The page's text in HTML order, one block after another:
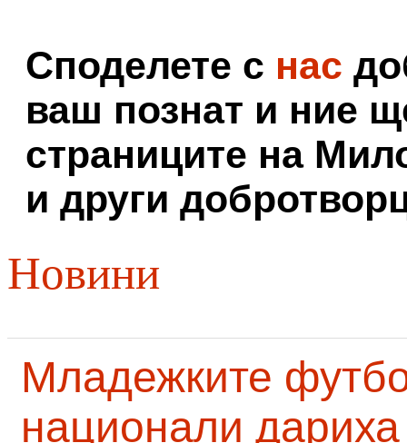
Споделете с нас
ваш познат и ние
страниците на
и други
Новини
Младежките
национали